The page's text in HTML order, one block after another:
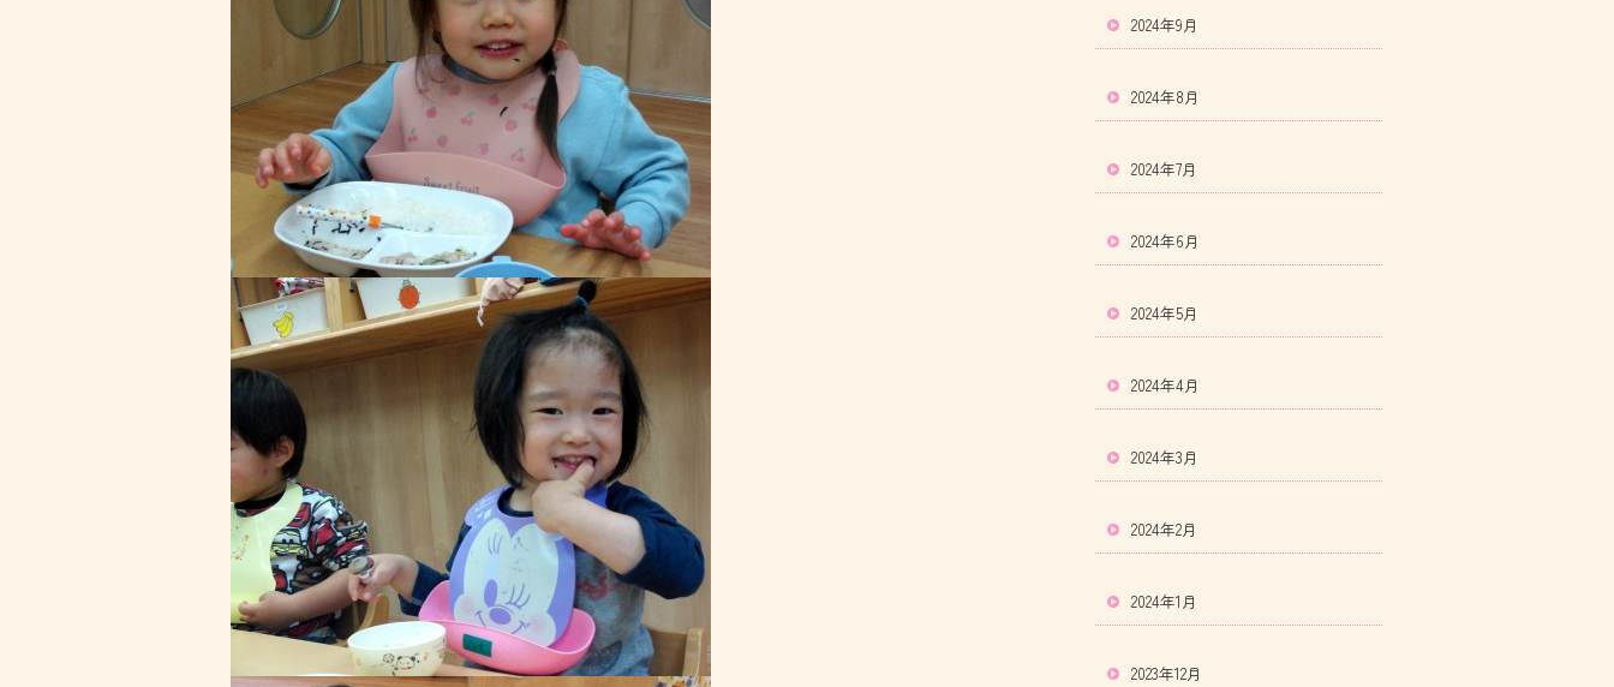
2024年9月
2024年8月
2024年7月
2024年6月
2024年5月
2024年4月
2024年3月
2024年2月
2024年1月
2023年12月